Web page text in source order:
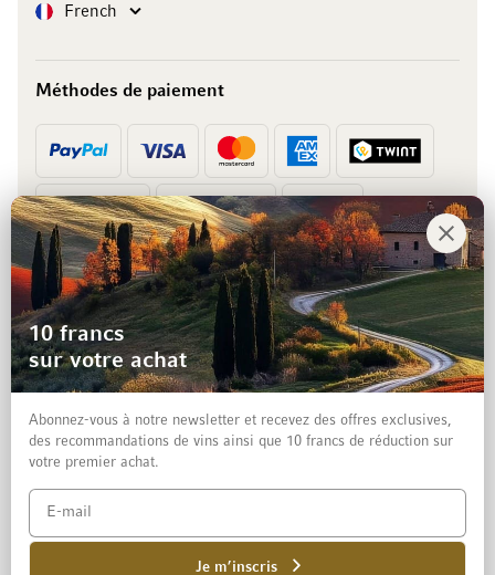
LangueFrench
Méthodes de paiement
Prépaiement Facture
Protection des données et clause de non-responsabilité
10 francs
sur votre achat
Abonnez-vous à notre newsletter et recevez des offres exclusives,
des recommandations de vins ainsi que 10 francs de réduction sur
votre premier achat.
Je m’inscris